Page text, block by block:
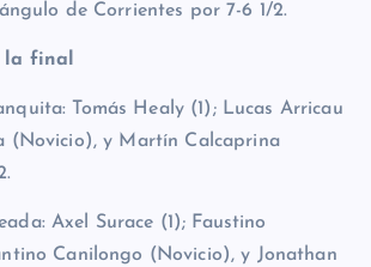
de Corrientes por 7-6 1/2.
la final
Tomás Healy (1); Lucas Arricau
(Novicio), y Martín Calcaprina
Axel Surace (1); Faustino
Canilongo (Novicio), y Jonathan